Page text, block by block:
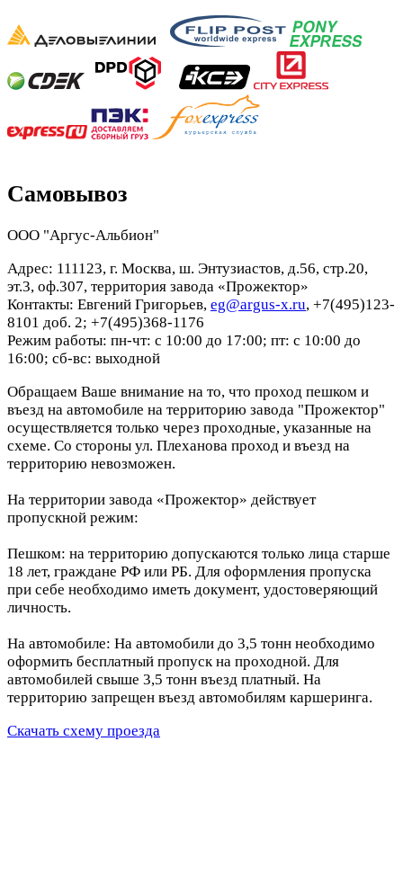
Самовывоз
ООО "Аргус-Альбион"
Адрес: 111123, г. Москва, ш. Энтузиастов, д.56, стр.20,
эт.3, оф.307, территория завода «Прожектор»
Контакты: Евгений Григорьев, eg@argus-x.ru, +7(495)123-
8101 доб. 2; +7(495)368-1176
Режим работы: пн-чт: с 10:00 до 17:00; пт: с 10:00 до
16:00; сб-вс: выходной
Обращаем Ваше внимание на то, что проход пешком и
въезд на автомобиле на территорию завода "Прожектор"
осуществляется только через проходные, указанные на
схеме. Со стороны ул. Плеханова проход и въезд на
территорию невозможен.
На территории завода «Прожектор» действует
пропускной режим:
Пешком: на территорию допускаются только лица старше
18 лет, граждане РФ или РБ. Для оформления пропуска
при себе необходимо иметь документ, удостоверяющий
личность.
На автомобиле: На автомобили до 3,5 тонн необходимо
оформить бесплатный пропуск на проходной. Для
автомобилей свыше 3,5 тонн въезд платный. На
территорию запрещен въезд автомобилям каршеринга.
Скачать схему проезда